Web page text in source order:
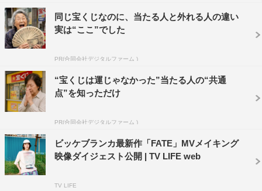
同じ宝くじなのに、当たる人と外れる人の違い
実は“ここ”でした
PR(合同会社デジタルファーム )
“宝くじは運じゃなかった”当たる人の“共通
点”を知っただけ
PR(合同会社デジタルファーム )
ビッケブランカ最新作「FATE」MVメイキング
映像ダイジェスト公開 | TV LIFE web
TV LIFE